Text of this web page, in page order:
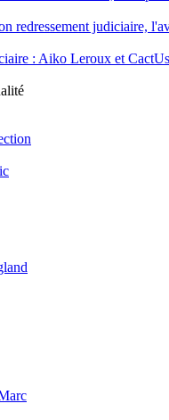
redressement judiciaire,
: Aiko Leroux et